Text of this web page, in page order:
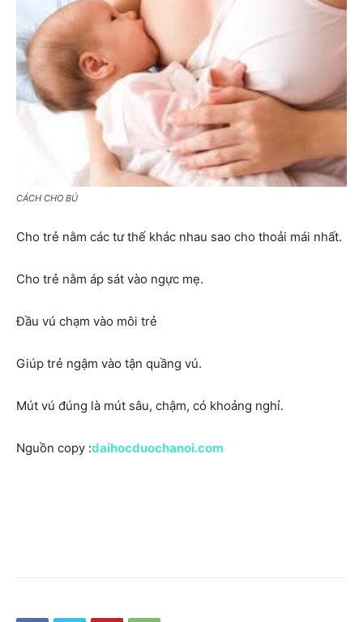
CÁCH CHO BÚ
Cho trẻ nằm các tư thế khác nhau sao cho thoải mái nhất.
Cho trẻ nằm áp sát vào ngực mẹ.
Đầu vú chạm vào môi trẻ
Giúp trẻ ngậm vào tận quầng vú.
Mút vú đúng là mút sâu, chậm, có khoảng nghỉ.
Nguồn copy :daihocduochanoi.com